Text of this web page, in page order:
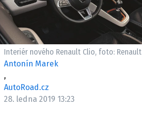
ČESKÝ TRH
TUNING
PROFI
ELEKTRO
Interiér nového Renault Clio, foto: Renault
Antonín Marek
,
AutoRoad.cz
28. ledna 2019 13:23